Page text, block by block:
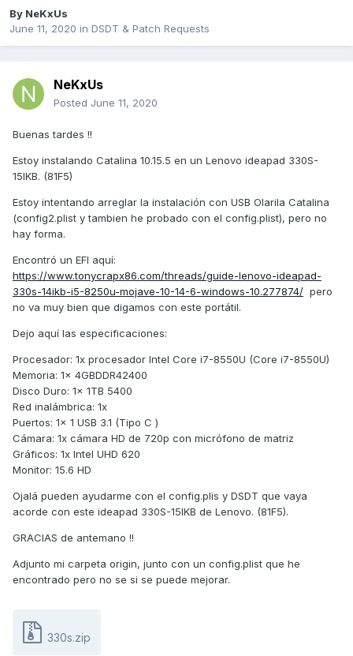
By NeKxUs
June 11, 2020 in DSDT & Patch Requests
NeKxUs
Posted June 11, 2020
Buenas tardes !!
Estoy instalando Catalina 10.15.5 en un Lenovo ideapad 330S-
15IKB. (81F5)
Estoy intentando arreglar la instalación con USB Olarila Catalina
(config2.plist y tambien he probado con el config.plist), pero no
hay forma.
Encontró un EFI aquí:
https://www.tonycrapx86.com/threads/guide-lenovo-ideapad-
330s-14ikb-i5-8250u-mojave-10-14-6-windows-10.277874/ pero
no va muy bien que digamos con este portátil.
Dejo aquí las especificaciones:
Procesador: 1x procesador Intel Core i7-8550U (Core i7-8550U)
Memoria: 1x 4GBDDR42400
Disco Duro: 1x 1TB 5400
Red inalámbrica: 1x
Puertos: 1x 1 USB 3.1 (Tipo C )
Cámara: 1x cámara HD de 720p con micrófono de matriz
Gráficos: 1x Intel UHD 620
Monitor: 15.6 HD
Ojalá pueden ayudarme con el config.plis y DSDT que vaya
acorde con este ideapad 330S-15IKB de Lenovo. (81F5).
GRACIAS de antemano !!
Adjunto mi carpeta origin, junto con un config.plist que he
encontrado pero no se si se puede mejorar.
330s.zip